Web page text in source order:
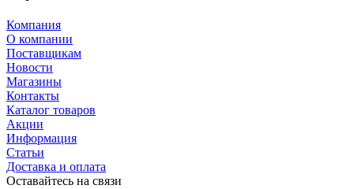
Компания
О компании
Поставщикам
Новости
Магазины
Контакты
Каталог товаров
Акции
Информация
Статьи
Доставка и оплата
Оставайтесь на связи